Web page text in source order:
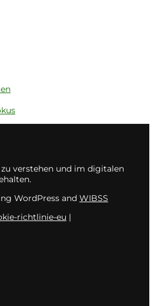
verstehen und im digitalen
WordPress and WIBSS
richtlinie-eu |